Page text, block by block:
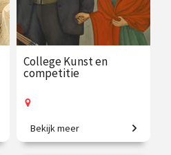
College Kunst en
competitie
Vriendschap, strijd en
inspiratie.
Bekijk meer